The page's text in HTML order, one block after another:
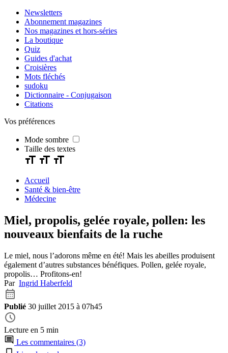
Newsletters
Abonnement magazines
Nos magazines et hors-séries
La boutique
Quiz
Guides d'achat
Croisières
Mots fléchés
sudoku
Dictionnaire - Conjugaison
Citations
Vos préférences
Mode sombre
Taille des textes
Accueil
Santé & bien-être
Médecine
Miel, propolis, gelée royale, pollen: les
nouveaux bienfaits de la ruche
Le miel, nous l’adorons même en été! Mais les abeilles produisent
également d’autres substances bénéfiques. Pollen, gelée royale,
propolis… Profitons-en!
Par Ingrid Haberfeld
Publié 30 juillet 2015 à 07h45
Lecture en 5 min
Les commentaires (3)